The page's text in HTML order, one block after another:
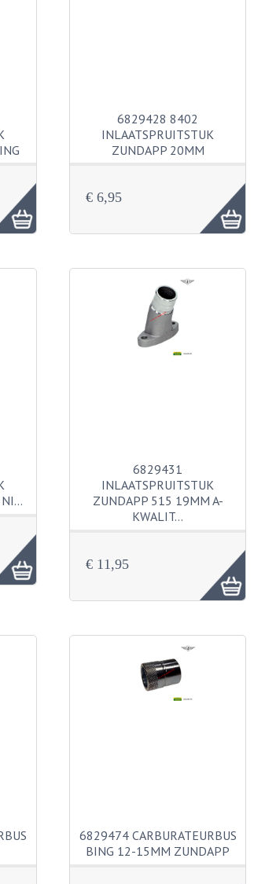
6829428 8402
INLAATSPRUITSTUK
ZUNDAPP 20MM
€ 6,95
NI…
6829431
INLAATSPRUITSTUK
ZUNDAPP 515 19MM A-
KWALIT…
€ 11,95
6829474 CARBURATEURBUS
BING 12-15MM ZUNDAPP